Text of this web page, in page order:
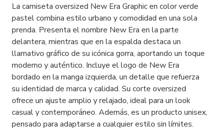
La camiseta oversized New Era Graphic en color verde
pastel combina estilo urbano y comodidad en una sola
prenda. Presenta el nombre New Era en la parte
delantera, mientras que en la espalda destaca un
llamativo gráfico de su icónica gorra, aportando un toque
moderno y auténtico. Incluye el logo de New Era
bordado en la manga izquierda, un detalle que refuerza
su identidad de marca y calidad. Su corte oversized
ofrece un ajuste amplio y relajado, ideal para un look
casual y contemporáneo. Además, es un producto unisex,
pensado para adaptarse a cualquier estilo sin límites.